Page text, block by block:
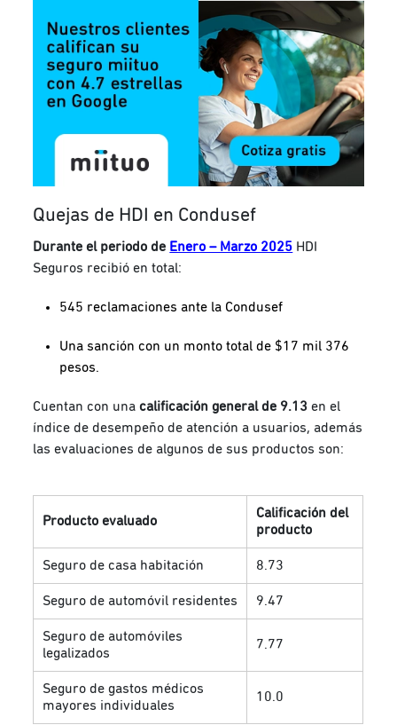
Quejas de HDI en Condusef
Durante el periodo de Enero – Marzo 2025 HDI
Seguros recibió en total:
545 reclamaciones ante la Condusef
Una sanción con un monto total de $17 mil 376
pesos.
Cuentan con unacalificación general de 9.13 en el
índice de desempeño de atención a usuarios, además
las evaluaciones de algunos de sus productos son:
Producto evaluado
Calificación del
producto
Seguro de casa habitación 8.73
Seguro de automóvil residentes 9.47
Seguro de automóviles
legalizados
7.77
Seguro de gastos médicos
mayores individuales
10.0